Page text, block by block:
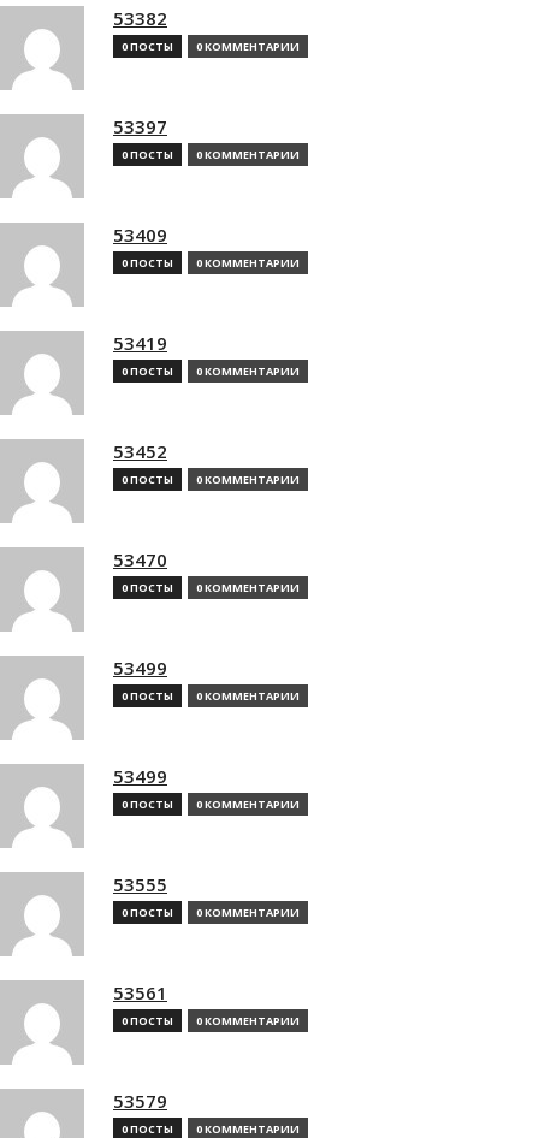
53382
0 ПОСТЫ 0 КОММЕНТАРИИ
53397
0 ПОСТЫ 0 КОММЕНТАРИИ
53409
0 ПОСТЫ 0 КОММЕНТАРИИ
53419
0 ПОСТЫ 0 КОММЕНТАРИИ
53452
0 ПОСТЫ 0 КОММЕНТАРИИ
53470
0 ПОСТЫ 0 КОММЕНТАРИИ
53499
0 ПОСТЫ 0 КОММЕНТАРИИ
53499
0 ПОСТЫ 0 КОММЕНТАРИИ
53555
0 ПОСТЫ 0 КОММЕНТАРИИ
53561
0 ПОСТЫ 0 КОММЕНТАРИИ
53579
0 ПОСТЫ 0 КОММЕНТАРИИ